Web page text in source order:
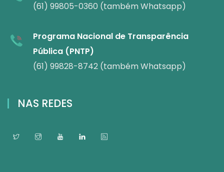
(61) 99805-0360 (também Whatsapp)
Programa Nacional de Transparência
Pública (PNTP)
(61) 99828-8742 (também Whatsapp)
NAS REDES